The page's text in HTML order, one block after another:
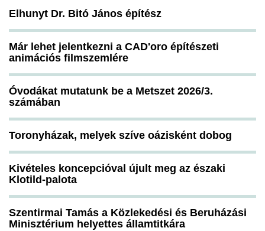
Elhunyt Dr. Bitó János építész
Már lehet jelentkezni a CAD'oro építészeti
animációs filmszemlére
Óvodákat mutatunk be a Metszet 2026/3.
számában
Toronyházak, melyek szíve oázisként dobog
Kivételes koncepcióval újult meg az északi
Klotild-palota
Szentirmai Tamás a Közlekedési és Beruházási
Minisztérium helyettes államtitkára